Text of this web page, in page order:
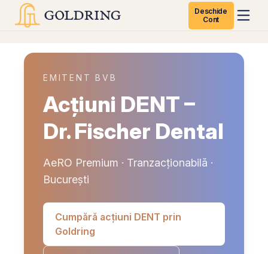
Deschide
Cont
EMITENT BVB
Acțiuni DENT –
Dr. Fischer Dental
AeRO Premium · Tranzacționabilă ·
București
Cumpără acțiuni DENT prin
Goldring